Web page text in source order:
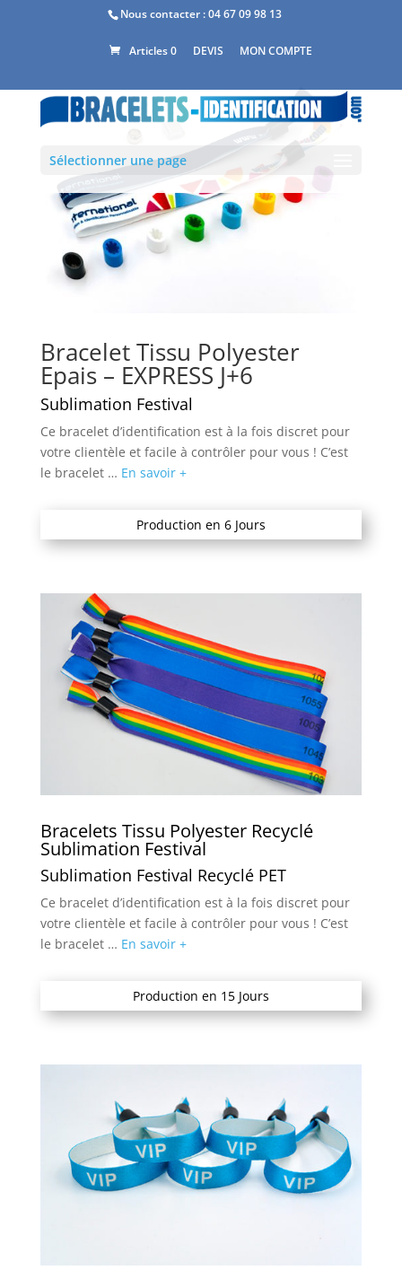
Nous contacter :04 67 09 98 13
Articles 0 DEVIS MON COMPTE
Sélectionner une page
Bracelet Tissu Polyester
Epais – EXPRESS J+6
Sublimation Festival
Ce bracelet d’identification est à la fois discret pour
votre clientèle et facile à contrôler pour vous ! C’est
le bracelet … En savoir +
Production en 6 Jours
Bracelets Tissu Polyester Recyclé
Sublimation Festival
Sublimation Festival Recyclé PET
Ce bracelet d’identification est à la fois discret pour
votre clientèle et facile à contrôler pour vous ! C’est
le bracelet … En savoir +
Production en 15 Jours